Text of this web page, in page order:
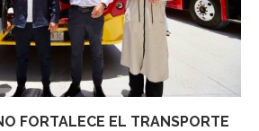
FORTALECE EL TRANSPORTE